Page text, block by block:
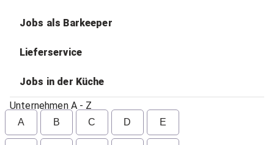
Jobs als Barkeeper
Lieferservice
Jobs in der Küche
Unternehmen A - Z
A B C D E